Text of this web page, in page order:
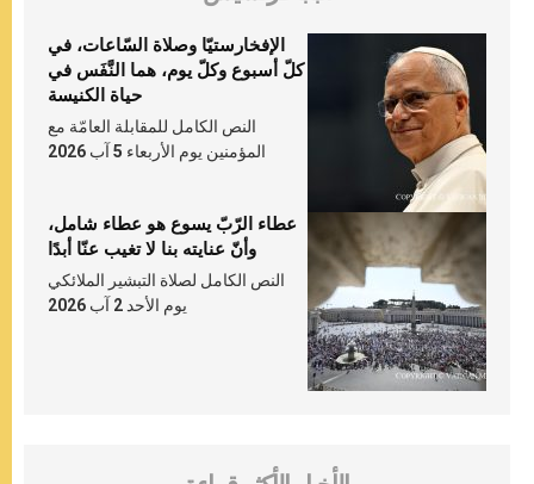
الإفخارستيّا وصلاة السّاعات، في
كلّ أسبوع وكلّ يوم، هما النَّفَس في
حياة الكنيسة
النص الكامل للمقابلة العامّة مع
المؤمنين يوم الأربعاء 5 آب 2026
عطاء الرّبّ يسوع هو عطاء شامل،
وأنّ عنايته بنا لا تغيب عنّا أبدًا
النص الكامل لصلاة التبشير الملائكي
يوم الأحد 2 آب 2026